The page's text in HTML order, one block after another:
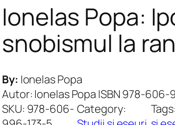
Ionelas Popa:
snobismul la
By: Ionelas Popa
Autor: Ionelas Popa ISBN 978-606-
SKU: 978-606- Category:
Tags: